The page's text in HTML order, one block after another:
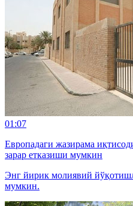
01:07
Европадаги жазирама
зарар етказиши мумкин
Энг йирик молиявий
мумкин.